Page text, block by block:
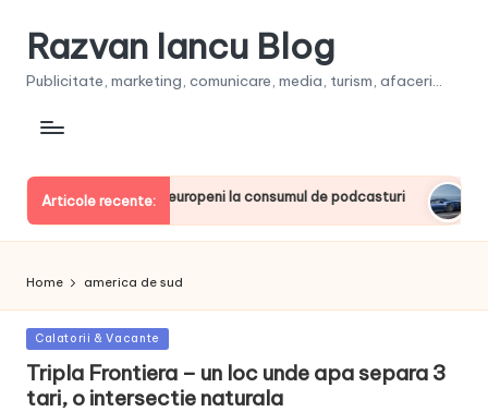
Razvan Iancu Blog
Publicitate, marketing, comunicare, media, turism, afaceri...
Articole recente:
printre liderii europeni la consumul de podcasturi
June
Home america de sud
Posted
Calatorii & Vacante
Tripla Frontiera – un loc unde apa separa 3
tari, o intersectie naturala